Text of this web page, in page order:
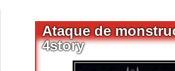
Ataque de
4story